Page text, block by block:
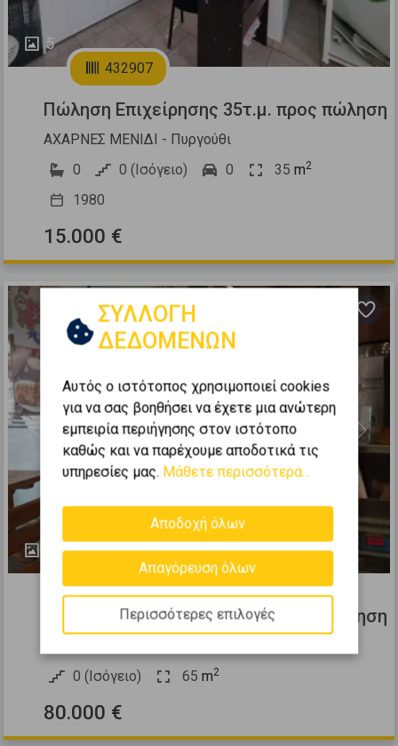
5
432907
Πώληση Επιχείρησης 35τ.μ. προς πώληση
ΑΧΑΡΝΕΣ ΜΕΝΙΔΙ - Πυργούθι
0
0 (Ισόγειο) 0 35 m2
1980
15.000 €
12
Previous Next
370356
Πώληση Επιχείρησης 65τ.μ. προς πώληση
0 (Ισόγειο)
65 m2
80.000 €
ΣΥΛΛΟΓΗ
ΔΕΔΟΜΕΝΩΝ
Αυτός ο ιστότοπος χρησιμοποιεί cookies
για να σας βοηθήσει να έχετε μια ανώτερη
εμπειρία περιήγησης στον ιστότοπο
καθώς και να παρέχουμε αποδοτικά τις
υπηρεσίες μας. Μάθετε περισσότερα...
Αποδοχή όλων
Απαγόρευση όλων
Περισσότερες επιλογές